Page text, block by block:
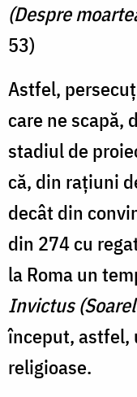
(Despre
53)
Astfel,
care ne scapă,
stadiul de
că, din rațiuni
decât din
din 274 cu
la Roma un
Invictus
început, astfel,
religioase.